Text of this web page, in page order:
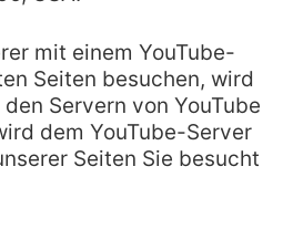
mit einem YouTube-
Seiten besuchen, wird
Servern von YouTube
dem YouTube-Server
Seiten Sie besucht